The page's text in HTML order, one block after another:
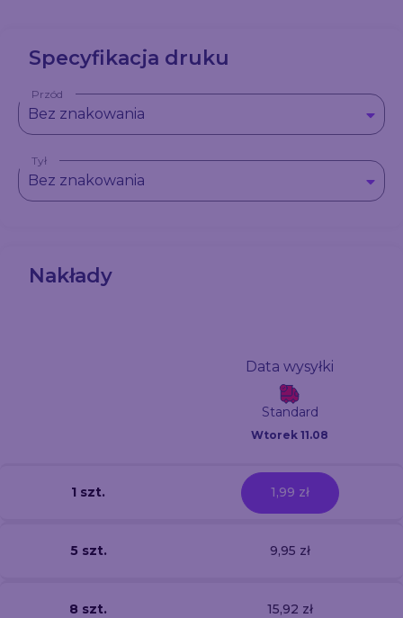
Specyfikacja druku
Przód
Bez znakowania
Tył
Bez znakowania
Nakłady
Data wysyłki
Standard
Wtorek 11.08
1 szt. 1,99 zł
5 szt. 9,95 zł
8 szt. 15,92 zł